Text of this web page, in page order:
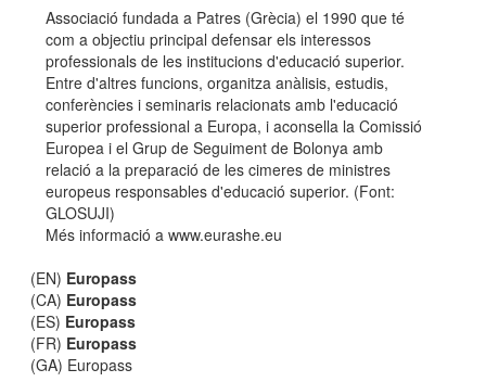
Associació fundada a Patres (Grècia) el 1990 que té
com a objectiu principal defensar els interessos
professionals de les institucions d'educació superior.
Entre d'altres funcions, organitza anàlisis, estudis,
conferències i seminaris relacionats amb l'educació
superior professional a Europa, i aconsella la Comissió
Europea i el Grup de Seguiment de Bolonya amb
relació a la preparació de les cimeres de ministres
europeus responsables d'educació superior. (Font:
GLOSUJI)
Més informació a www.eurashe.eu
(EN) Europass
(CA) Europass
(ES) Europass
(FR) Europass
(GA) Europass